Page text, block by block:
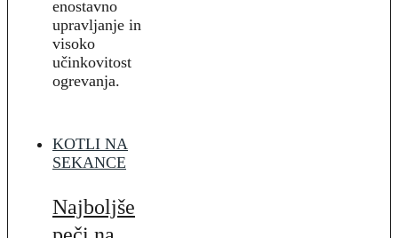
enostavno
upravljanje in
visoko
učinkovitost
ogrevanja.
KOTLI NA
SEKANCE
Najboljše